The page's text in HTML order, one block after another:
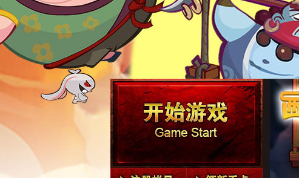
西游除
西游除
西游除
西游除
西游除
西游除
西游除
西游除
西游除
西游除